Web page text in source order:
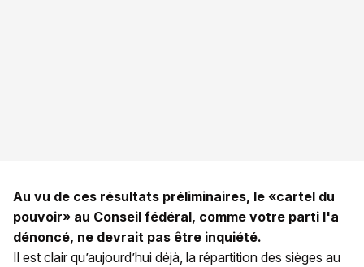
Au vu de ces résultats préliminaires, le «cartel du
pouvoir» au Conseil fédéral, comme votre parti l'a
dénoncé, ne devrait pas être inquiété.
Il est clair qu’aujourd’hui déjà, la répartition des sièges au